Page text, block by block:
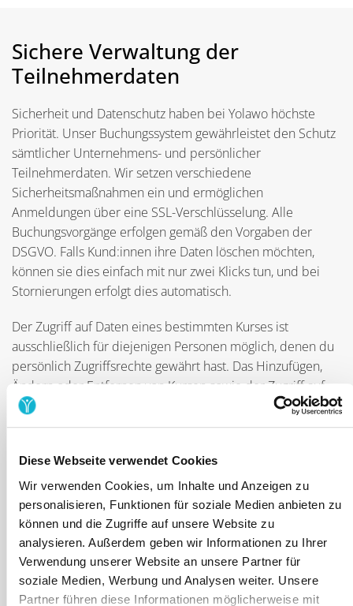
Diese Webseite verwendet Cookies
Wir verwenden Cookies, um Inhalte und Anzeigen zu
personalisieren, Funktionen für soziale Medien anbieten zu
können und die Zugriffe auf unsere Website zu
analysieren. Außerdem geben wir Informationen zu Ihrer
Verwendung unserer Website an unsere Partner für
soziale Medien, Werbung und Analysen weiter. Unsere
Partner führen diese Informationen möglicherweise mit
Sichere Verwaltung der
Teilnehmerdaten
Sicherheit und Datenschutz haben bei Yolawo höchste
Priorität. Unser Buchungssystem gewährleistet den Schutz
sämtlicher Unternehmens- und persönlicher
Teilnehmerdaten. Wir setzen verschiedene
Sicherheitsmaßnahmen ein und ermöglichen
Anmeldungen über eine SSL-Verschlüsselung. Alle
Buchungsvorgänge erfolgen gemäß den Vorgaben der
DSGVO. Falls Kund:innen ihre Daten löschen möchten,
können sie dies einfach mit nur zwei Klicks tun, und bei
Stornierungen erfolgt dies automatisch.
Der Zugriff auf Daten eines bestimmten Kurses ist
ausschließlich für diejenigen Personen möglich, denen du
persönlich Zugriffsrechte gewährt hast. Das Hinzufügen,
Ändern oder Entfernen von Kursen sowie der Zugriff auf
alle Buchungsdaten ist allein dem Adminaccount
vorbehalten.
Auch bezüglich der Zahlungsabwicklung legen wir großen
Wert auf Sicherheit. Wir arbeiten ausschließlich mit
seriösen Zahlungsdienstleistern zusammen, die einen
zuverlässigen Schutz der Kundendaten gewährleisten. Das
Yolawo-Team hat niemals Zugriff auf deine Daten oder die
deiner Teilnehmer:innen. Zudem werden wir dich niemals
nach deinen Zugangsdaten fragen, und falls du einen
Betrugsversuch meldest, reagieren wir umgehend.